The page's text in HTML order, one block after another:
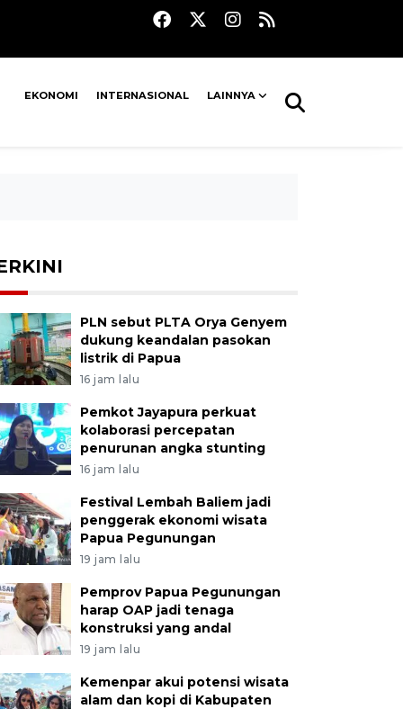
EKONOMI INTERNASIONAL LAINNYA
PLN sebut PLTA Orya Genyem
dukung keandalan pasokan
listrik di Papua
16 jam lalu
Pemkot Jayapura perkuat
kolaborasi percepatan
penurunan angka stunting
16 jam lalu
Festival Lembah Baliem jadi
penggerak ekonomi wisata
Papua Pegunungan
19 jam lalu
Pemprov Papua Pegunungan
harap OAP jadi tenaga
konstruksi yang andal
19 jam lalu
Kemenpar akui potensi wisata
alam dan kopi di Kabupaten